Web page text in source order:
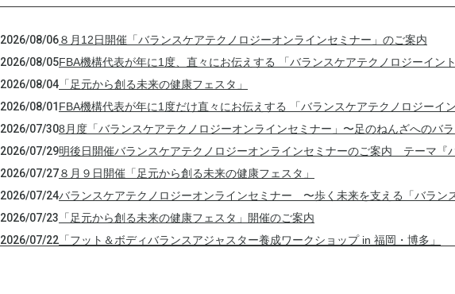
2026/08/06８月12日開催「バランスケアテクノロジーオンラインセミナー」のご案内
2026/08/05FBA機構代表が年に1度、直々にお伝えする 「バランスケアテクノロジーイン
2026/08/04 「足元から創る未来の健康フェスタ」
2026/08/01 FBA機構代表が年に1度だけ直々にお伝えする 「バランスケアテクノロジーイ
2026/07/308月度「バランスケアテクノロジーオンラインセミナー」〜足のねんざへのバ
2026/07/29明後日開催バランスケアテクノロジーオンラインセミナーのご案内 テーマ『
2026/07/27８月９日開催「足元から創る未来の健康フェスタ」
2026/07/24バランスケアテクノロジーオンラインセミナー 〜歩く未来を支える「バラン
2026/07/23 「足元から創る未来の健康フェスタ」開催のご案内
2026/07/22 「フット＆ボディバランスアジャスター養成ワークショップ in 福岡・博多」